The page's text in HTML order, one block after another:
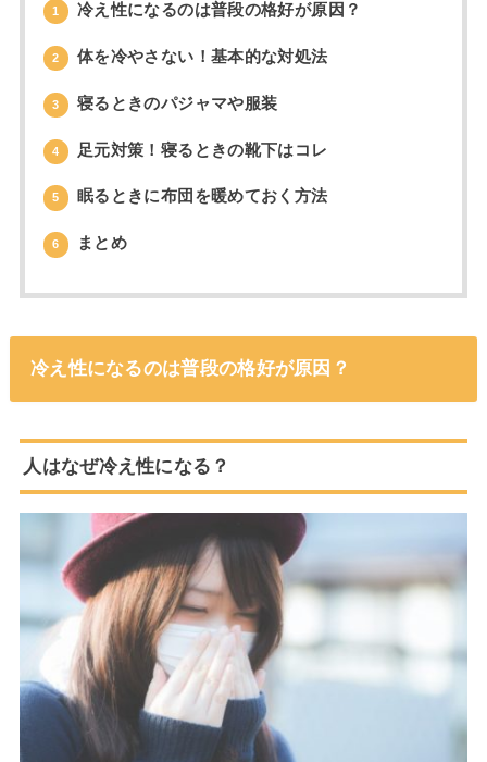
1 冷え性になるのは普段の格好が原因？
2 体を冷やさない！基本的な対処法
3 寝るときのパジャマや服装
4 足元対策！寝るときの靴下はコレ
5 眠るときに布団を暖めておく方法
6 まとめ
冷え性になるのは普段の格好が原因？
人はなぜ冷え性になる？